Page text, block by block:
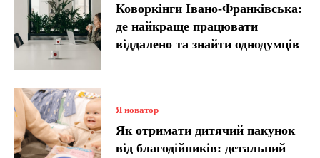
Коворкінги Івано-Франківська:
де найкраще працювати
віддалено та знайти однодумців
Я новатор
Як отримати дитячий пакунок
від благодійників: детальний